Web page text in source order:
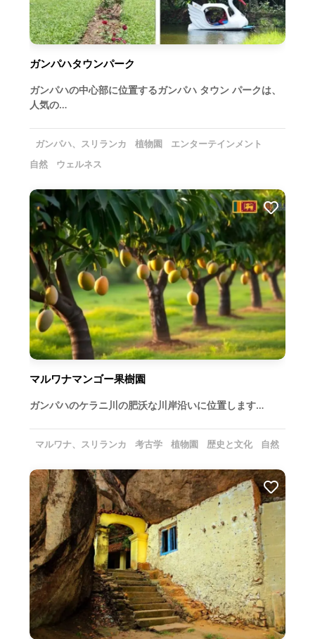
ガンパハタウンパーク
ガンパハの中心部に位置するガンパハ タウン パークは、
人気の…
ガンパハ、スリランカ 植物園
エンターテインメント
自然
ウェルネス
マルワナマンゴー果樹園
ガンパハのケラニ川の肥沃な川岸沿いに位置します…
マルワナ、スリランカ 考古学 植物園 歴史と文化 自然